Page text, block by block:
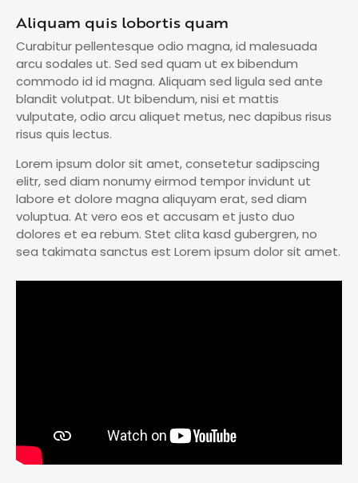
Aliquam quis lobortis quam
Curabitur pellentesque odio magna, id malesuada
arcu sodales ut. Sed sed quam ut ex bibendum
commodo id id magna. Aliquam sed ligula sed ante
blandit volutpat. Ut bibendum, nisi et mattis
vulputate, odio arcu aliquet metus, nec dapibus risus
risus quis lectus.
Lorem ipsum dolor sit amet, consetetur sadipscing
elitr, sed diam nonumy eirmod tempor invidunt ut
labore et dolore magna aliquyam erat, sed diam
voluptua. At vero eos et accusam et justo duo
dolores et ea rebum. Stet clita kasd gubergren, no
sea takimata sanctus est Lorem ipsum dolor sit amet.